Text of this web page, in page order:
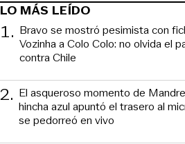
LO MÁS LEÍDO
1. Bravo se mostró pesimista con
Vozinha a Colo Colo: no olvida el
contra Chile
2. El asqueroso momento de
hincha azul apuntó el trasero al
se pedorreó en vivo